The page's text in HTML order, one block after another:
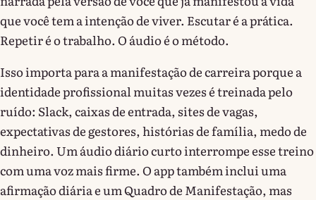
que você tem a intenção de viver. Escutar é a prática.
Repetir é o trabalho. O áudio é o método.
Isso importa para a manifestação de carreira porque a
identidade profissional muitas vezes é treinada pelo
ruído: Slack, caixas de entrada, sites de vagas,
expectativas de gestores, histórias de família, medo de
dinheiro. Um áudio diário curto interrompe esse treino
com uma voz mais firme. O app também inclui uma
afirmação diária e um Quadro de Manifestação, mas